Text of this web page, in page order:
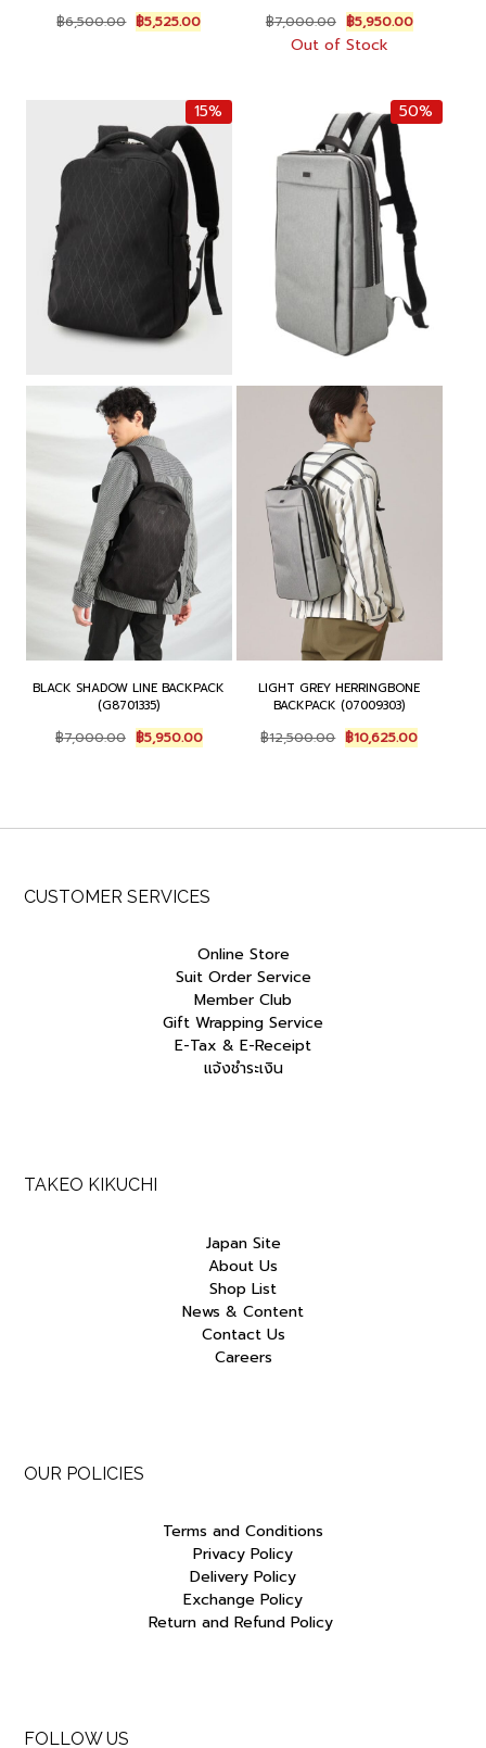
฿6,500.00 Original
price
฿5,525.00Current
price
฿7,000.00 Original
price
was:
฿5,950.00Current
price
Out of Stock
15%
BLACK SHADOW LINE BACKPACK
(G8701335)
฿7,000.00 Original
price
฿5,950.00Current
price
50%
LIGHT GREY HERRINGBONE
BACKPACK (07009303)
฿12,500.00 Original
price
฿10,625.00Current
price
CUSTOMER SERVICES
Online Store
Suit Order Service
Member Club
Gift Wrapping Service
E-Tax & E-Receipt
แจ้งชำระเงิน
TAKEO KIKUCHI
Japan Site
About Us
Shop List
News & Content
Contact Us
Careers
OUR POLICIES
Terms and Conditions
Privacy Policy
Delivery Policy
Exchange Policy
Return and Refund Policy
FOLLOW US